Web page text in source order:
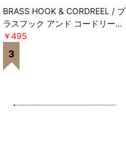
BRASS HOOK & CORDREEL / ブ
ラスフック アンド コードリール
POST GENERAL
￥495